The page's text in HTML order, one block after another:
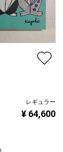
レギュラー
¥ 64,600